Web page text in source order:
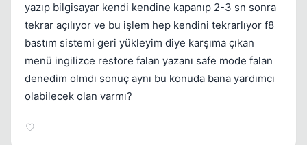
yazıp bilgisayar kendi kendine kapanıp 2-3 sn sonra
tekrar açılıyor ve bu işlem hep kendini tekrarlıyor f8
bastım sistemi geri yükleyim diye karşıma çıkan
menü ingilizce restore falan yazanı safe mode falan
denedim olmdı sonuç aynı bu konuda bana yardımcı
olabilecek olan varmı?